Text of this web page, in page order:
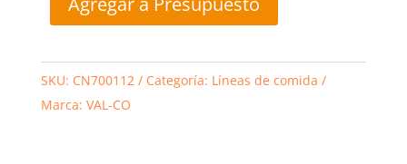
SKU: CN700112 Categoría: Líneas de comida
Marca: VAL-CO